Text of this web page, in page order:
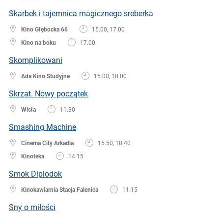
Skarbek i tajemnica magicznego sreberka
Kino Głębocka 66
15.00, 17.00
Kino na boku
17.00
Skomplikowani
Ada Kino Studyjne 15.00, 18.00
Skrzat. Nowy początek
Wisła 11.30
Smashing Machine
Cinema City Arkadia
15.50, 18.40
Kinoteka
14.15
Smok Diplodok
Kinokawiarnia Stacja Falenica 11.15
Sny o miłości